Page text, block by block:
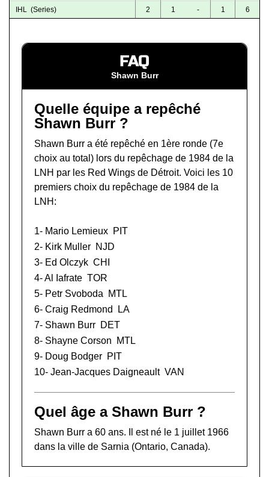
IHL (Series) 2 1 - 1 6
FAQ
Shawn Burr
Quelle équipe a repêché
Shawn Burr ?
Shawn Burr a été repêché en 1ère ronde (7e
choix au total) lors du repêchage de 1984 de la
LNH par les Red Wings de Détroit. Voici les 10
premiers choix du repêchage de 1984 de la
LNH:
1- Mario Lemieux PIT
2- Kirk Muller NJD
3- Ed Olczyk CHI
4-Al Iafrate TOR
5- Petr Svoboda
MTL
6- Craig Redmond
LA
7- Shawn Burr DET
8- Shayne Corson
MTL
9- Doug Bodger PIT
10- Jean-Jacques Daigneault VAN
Quel âge a Shawn Burr ?
Shawn Burr a 60 ans. Il est né le 1 juillet 1966
dans la ville de Sarnia (Ontario, Canada).